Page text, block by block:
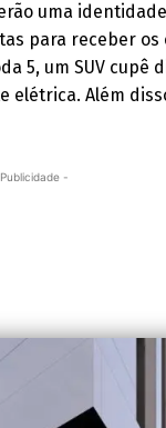
uma
para receber
5, um SUV cupê
Além
-